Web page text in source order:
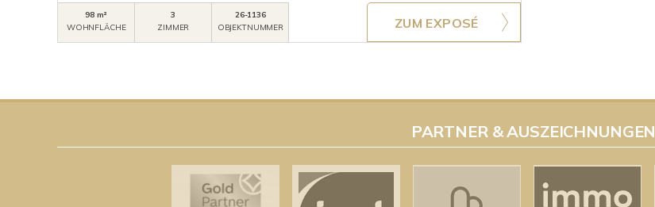
98 m²
WOHNFLÄCHE
3
ZIMMER
26-1136
OBJEKTNUMMER
ZUM EXPOSÉ
PARTNER & AUSZEICHNUNGEN